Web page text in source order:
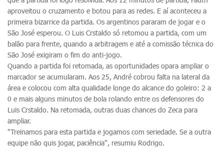
aproveitou o cruzamento e botou para as redes. E aí aconteceu a
primeira bizarrice da partida. Os argentinos pararam de jogar e o
São José esperou. O Luis Crstaldo só retomou a partida, com um
balão para frente, quando a arbitragem e até a comissão técnica do
São José exigiram o fim do anti-jogo.
Quando a partida foi retomada, as oportunidades opara ampliar o
marcador se acumularam. Aos 25, André cobrou falta na lateral da
área e colocou com alta qualidade longe do alcance do goleiro: 2 a
0 e mais alguns minutos de bola rolando entre os defensores do
Luis Crstaldo. Na retomada, outras duas chances do Zeca para
ampliar.
"Treinamos para esta partida e jogamos com seriedade. Se a outra
equipe não quis jogar, paciência", resumiu Rodrigo.